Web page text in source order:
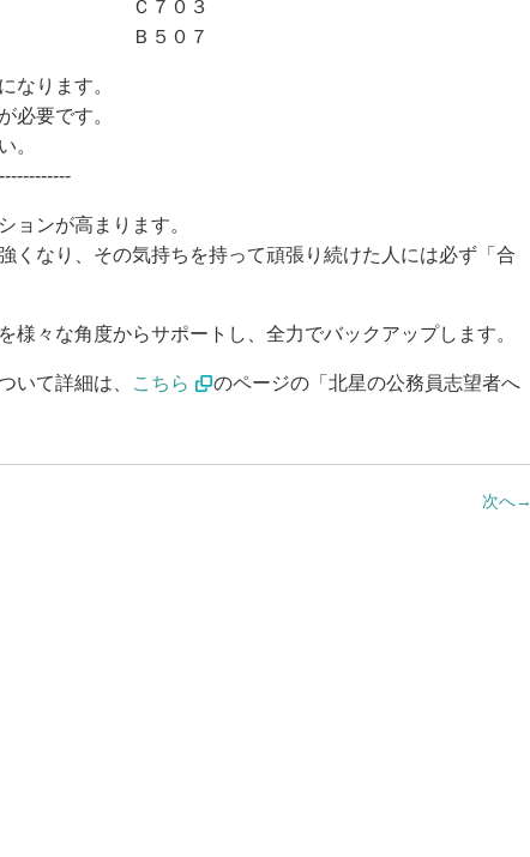
Ｃ７０３
Ｂ５０７
なります。
必要です。
。
ョンが高まります。
くなり、その気持ちを持って頑張り続けた人には必ず「合
々な角度からサポートし、全力でバックアップします。
いて詳細は、 こちら
のページの「北星の公務員志望者へ
次へ→